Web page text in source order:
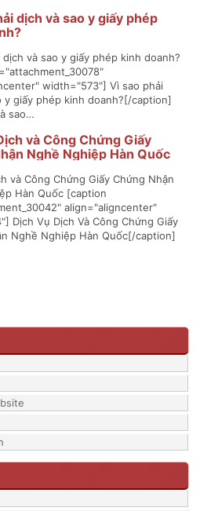
dịch và sao y giấy phép
dịch và sao y giấy phép kinh doanh?
width="573"] Vì sao phải
y giấy phép kinh doanh?[/caption]
sao…
và Công Chứng Giấy
Nghề Nghiệp Hàn Quốc
và Công Chứng Giấy Chứng Nhận
Hàn Quốc [caption
align="aligncenter"
Dịch Vụ Dịch Và Công Chứng Giấy
Nghề Nghiệp Hàn Quốc[/caption]